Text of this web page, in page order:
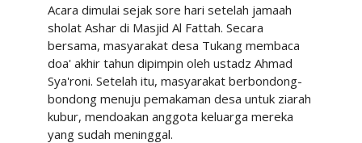
Acara dimulai sejak sore hari setelah jamaah
sholat Ashar di Masjid Al Fattah. Secara
bersama, masyarakat desa Tukang membaca
doa' akhir tahun dipimpin oleh ustadz Ahmad
Sya'roni. Setelah itu, masyarakat berbondong-
bondong menuju pemakaman desa untuk ziarah
kubur, mendoakan anggota keluarga mereka
yang sudah meninggal.